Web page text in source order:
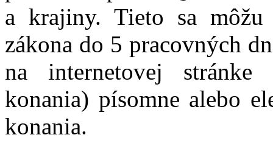
a krajiny. Tieto sa
zákona do 5 pracovných
na internetovej stránke
konania) písomne alebo
konania.